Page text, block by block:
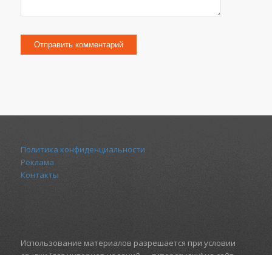
Политика конфиденциальности
Реклама
Контакты
Использование материалов разрешается при условии